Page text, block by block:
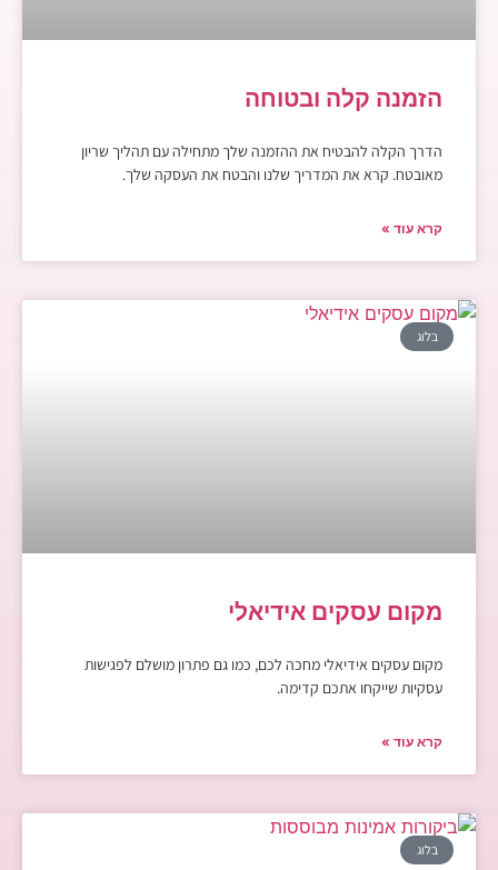
הזמנה קלה ובטוחה
הדרך הקלה להבטיח את ההזמנה שלך מתחילה עם תהליך שריון
מאובטח. קרא את המדריך שלנו והבטח את העסקה שלך.
קרא עוד »
בלוג
מקום עסקים אידיאלי
מקום עסקים אידיאלי מחכה לכם, כמו גם פתרון מושלם לפגישות
עסקיות שייקחו אתכם קדימה.
קרא עוד »
בלוג